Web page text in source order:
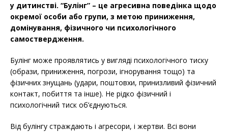
у дитинстві. “Булінг” – це агресивна поведінка щодо
окремої особи або групи, з метою приниження,
домінування, фізичного чи психологічного
самоствердження.
Булінг може проявлятись у вигляді психологічного тиску
(образи, приниження, погрози, ігнорування тощо) та
фізичних знущань (удари, поштовхи, принизливий фізичний
контакт, побиття та інше). Не рідко фізичний і
психологічний тиск об’єднуються.
Від булінгу страждають і агресори, і жертви. Всі вони